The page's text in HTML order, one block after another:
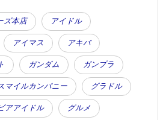
ズ本店 アイドル
アイマス アキバ
ガンダム ガンプラ
マイルカンパニー グラドル
アアイドル グルメ